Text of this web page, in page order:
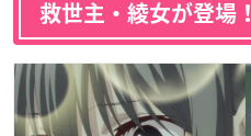
救世主・綾女が登場！